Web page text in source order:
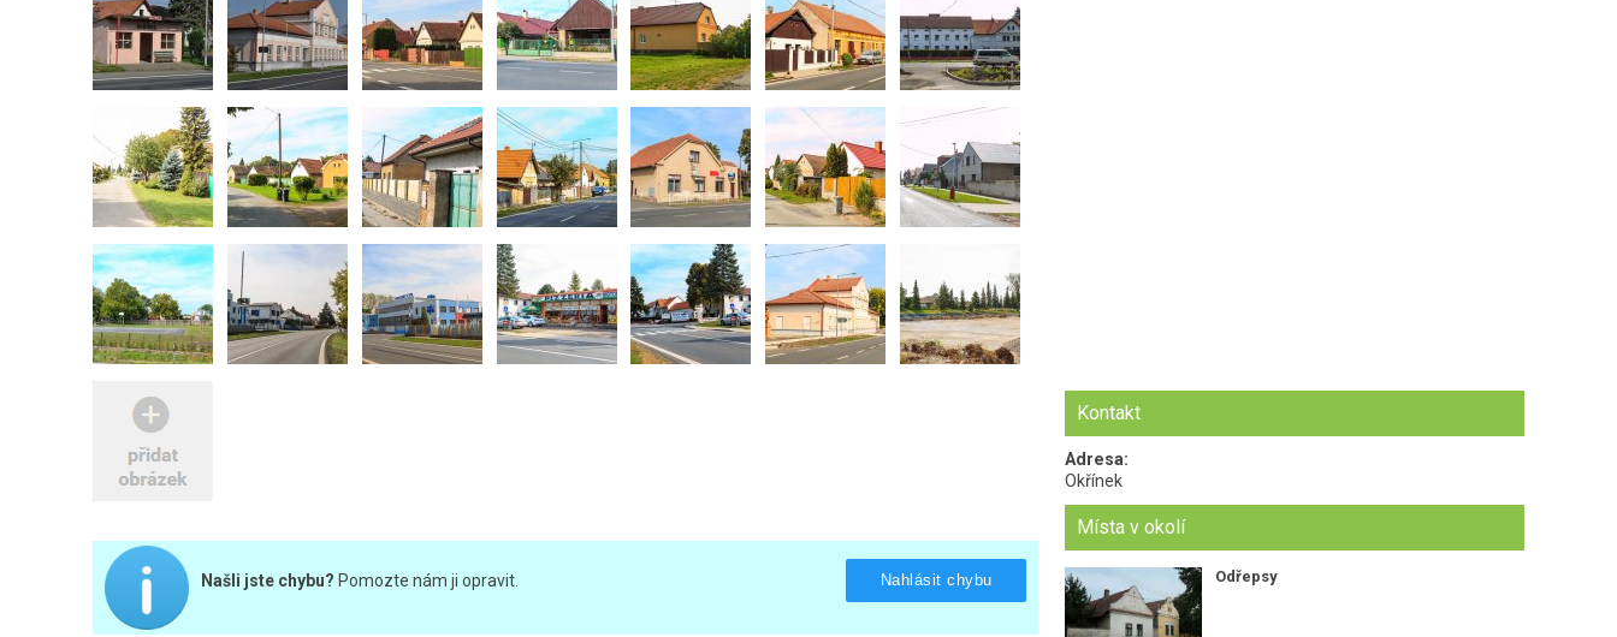
Našli jste chybu? Pomozte nám ji opravit. Nahlásit chybu
Kontakt
Adresa:
Okřínek
Místa v okolí
Odřepsy